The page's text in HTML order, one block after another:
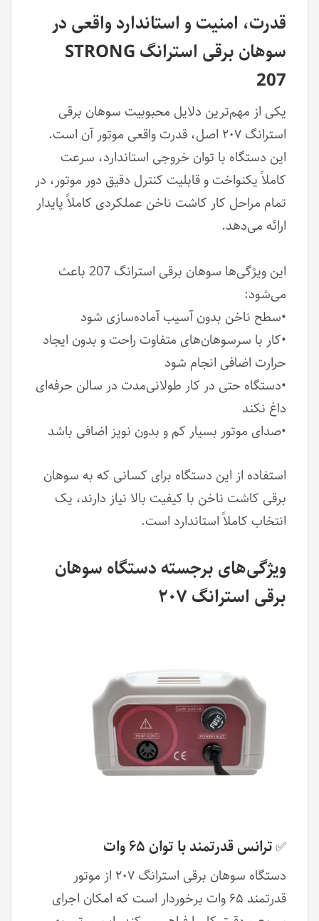
قدرت، امنیت و استاندارد واقعی در
سوهان برقی استرانگ STRONG
207
یکی از مهم‌ترین دلایل محبوبیت سوهان برقی
استرانگ ۲۰۷ اصل، قدرت واقعی موتور آن است.
این دستگاه با توان خروجی استاندارد، سرعت
کاملاً یکنواخت و قابلیت کنترل دقیق دور موتور، در
تمام مراحل کار کاشت ناخن عملکردی کاملاً پایدار
ارائه می‌دهد.
این ویژگی‌ها سوهان برقی استرانگ 207 باعث
می‌شود:
•سطح ناخن بدون آسیب آماده‌سازی شود
•کار با سرسوهان‌های متفاوت راحت و بدون ایجاد
حرارت اضافی انجام شود
•دستگاه حتی در کار طولانی‌مدت در سالن حرفه‌ای
داغ نکند
•صدای موتور بسیار کم و بدون نویز اضافی باشد
استفاده از این دستگاه برای کسانی که به سوهان
برقی کاشت ناخن با کیفیت بالا نیاز دارند، یک
انتخاب کاملاً استاندارد است.
ویژگی‌های برجسته دستگاه سوهان
برقی استرانگ ۲۰۷
✅ترانس قدرتمند با توان ۶۵ وات
دستگاه سوهان برقی استرانگ ۲۰۷ از موتور
قدرتمند ۶۵ وات برخوردار است که امکان اجرای